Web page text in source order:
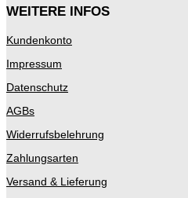
WEITERE INFOS
Kundenkonto
Impressum
Datenschutz
AGBs
Widerrufsbelehrung
Zahlungsarten
Versand & Lieferung